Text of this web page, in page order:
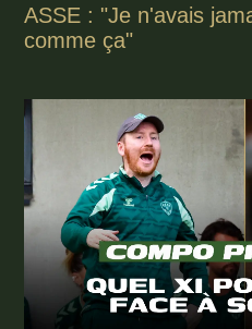
ASSE : "Je n'avais
comme ça"